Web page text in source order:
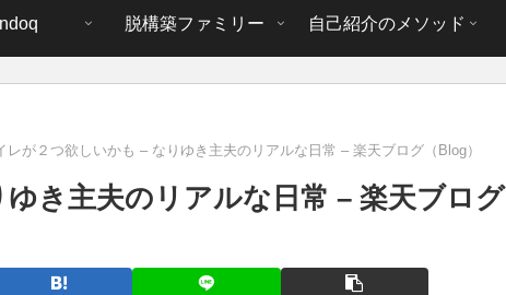
脱構築ファミリー 自己紹介のメソッド
レが２つ欲しいかも – なりゆき主夫のリアルな日常 – 楽天ブログ（Blog）
き主夫のリアルな日常 – 楽天ブログ